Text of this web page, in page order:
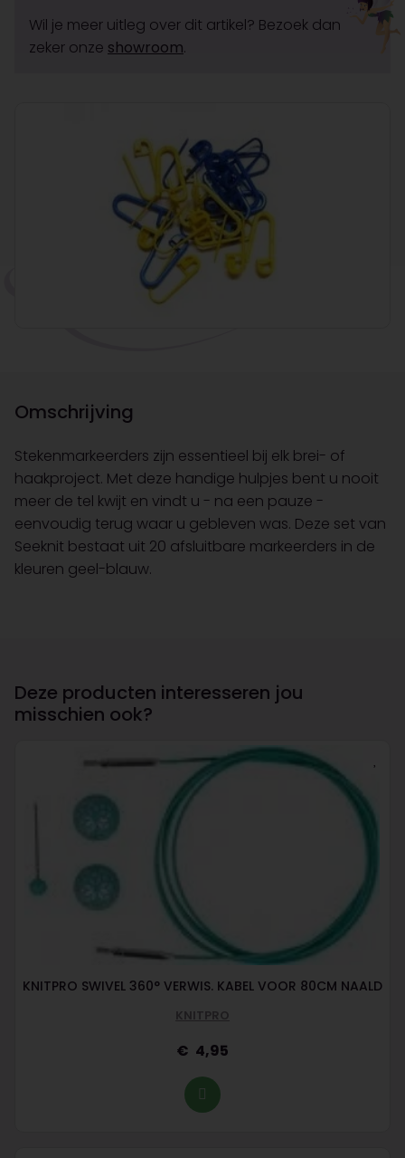
Wil je meer uitleg over dit artikel? Bezoek dan
zeker onze showroom.
Omschrijving
Stekenmarkeerders zijn essentieel bij elk brei- of
haakproject. Met deze handige hulpjes bent u nooit
meer de tel kwijt en vindt u - na een pauze -
eenvoudig terug waar u gebleven was. Deze set van
Seeknit bestaat uit 20 afsluitbare markeerders in de
kleuren geel-blauw.
Deze producten interesseren jou
misschien ook?
KNITPRO SWIVEL 360° VERWIS. KABEL VOOR 80CM NAALD
KNITPRO
4,95